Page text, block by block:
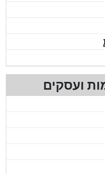
ועסקים